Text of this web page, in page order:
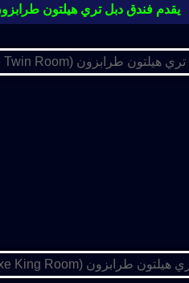
يقدم فندق دبل تري هيلتون